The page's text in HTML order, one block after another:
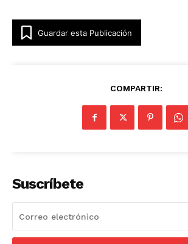
Guardar esta Publicación
COMPARTIR:
Suscríbete